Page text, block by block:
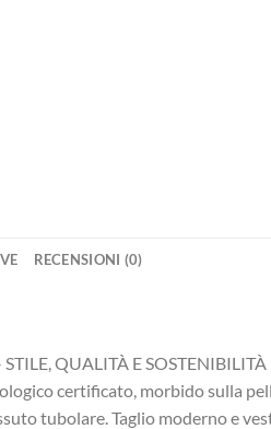
RECENSIONI (0)
QUALITÀ E SOSTENIBILITÀ
certificato, morbido sulla
tubolare. Taglio moderno e